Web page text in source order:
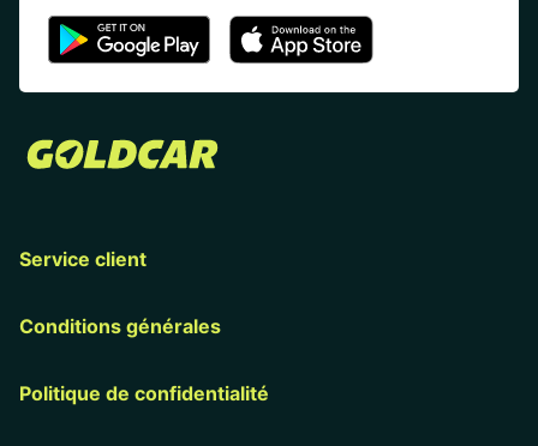
Service client
Conditions générales
Politique de confidentialité